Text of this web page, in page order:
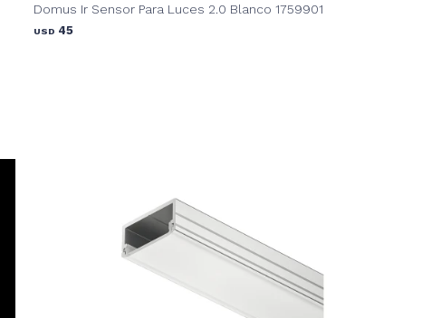
Domus Ir Sensor Para Luces 2.0 Blanco 1759901
USD 45